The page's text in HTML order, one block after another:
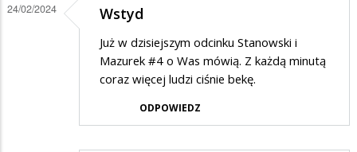
24/02/2024 Wstyd
Już w dzisiejszym odcinku Stanowski i
Mazurek #4 o Was mówią. Z każdą minutą
coraz więcej ludzi ciśnie bekę.
ODPOWIEDZ